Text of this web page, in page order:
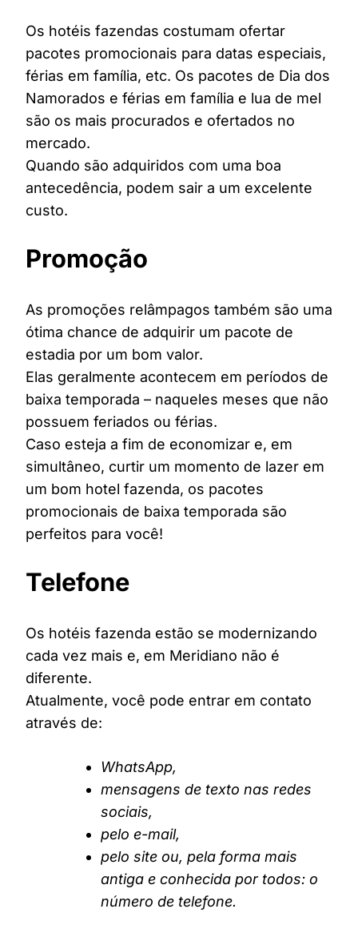
Os hotéis fazendas costumam ofertar
pacotes promocionais para datas especiais,
férias em família, etc. Os pacotes de Dia dos
Namorados e férias em família e lua de mel
são os mais procurados e ofertados no
mercado.
Quando são adquiridos com uma boa
antecedência, podem sair a um excelente
custo.
Promoção
As promoções relâmpagos também são uma
ótima chance de adquirir um pacote de
estadia por um bom valor.
Elas geralmente acontecem em períodos de
baixa temporada – naqueles meses que não
possuem feriados ou férias.
Caso esteja a fim de economizar e, em
simultâneo, curtir um momento de lazer em
um bom hotel fazenda, os pacotes
promocionais de baixa temporada são
perfeitos para você!
Telefone
Os hotéis fazenda estão se modernizando
cada vez mais e, em Meridiano não é
diferente.
Atualmente, você pode entrar em contato
através de:
WhatsApp,
mensagens de texto nas redes
sociais,
pelo e-mail,
pelo site ou, pela forma mais
antiga e conhecida por todos: o
número de telefone.